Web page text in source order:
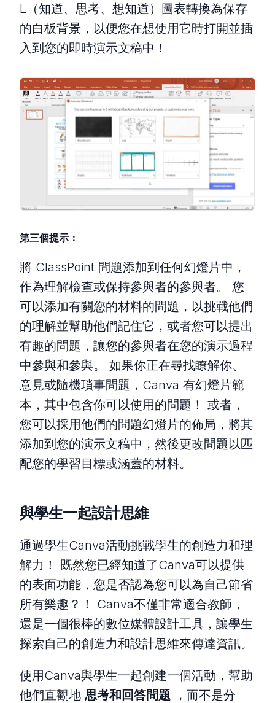
L（知道、思考、想知道）圖表轉換為保存
的白板背景，以便您在想使用它時打開並插
入到您的即時演示文稿中！
第三個提示：
將 ClassPoint 問題添加到任何幻燈片中，
作為理解檢查或保持參與者的參與者。 您
可以添加有關您的材料的問題，以挑戰他們
的理解並幫助他們記住它，或者您可以提出
有趣的問題，讓您的參與者在您的演示過程
中參與和參與。 如果你正在尋找瞭解你、
意見或隨機瑣事問題，Canva 有幻燈片範
本，其中包含你可以使用的問題！ 或者，
您可以採用他們的問題幻燈片的佈局，將其
添加到您的演示文稿中，然後更改問題以匹
配您的學習目標或涵蓋的材料。
與學生一起設計思維
通過學生Canva活動挑戰學生的創造力和理
解力！ 既然您已經知道了Canva可以提供
的表面功能，您是否認為您可以為自己節省
所有樂趣？！ Canva不僅非常適合教師，
還是一個很棒的數位媒體設計工具，讓學生
探索自己的創造力和設計思維來傳達資訊。
使用Canva與學生一起創建一個活動，幫助
他們直觀地 思考和回答問題 ，而不是分